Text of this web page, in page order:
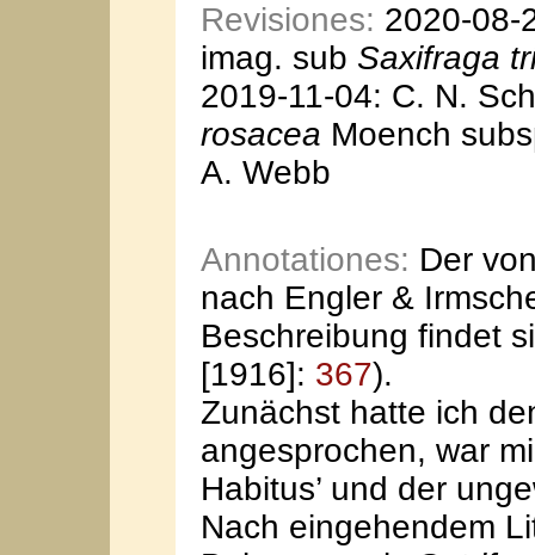
Revisiones: 2020-08-
imag. sub Saxifraga
2019-11-04: C. N.
rosacea Moench
A. Webb
Annotationes: Der
nach Engler &
Beschreibung findet
[1916]: 367).
Zunächst hatte ich
angesprochen, war
Habitus’ und der
Nach eingehendem